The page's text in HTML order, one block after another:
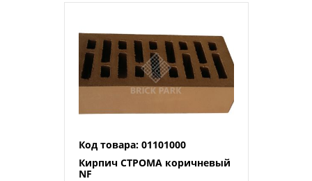
Код товара: 01101000
Кирпич СТРОМА коричневый
NF